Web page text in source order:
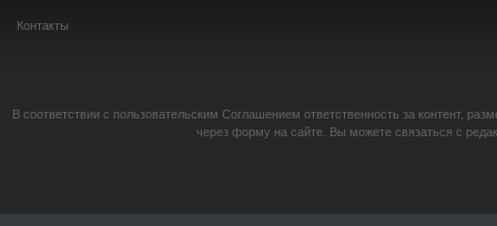
Контакты
В соответствии с пользовательским Соглашением ответственность за контент,
через форму на сайте. Вы можете связаться с